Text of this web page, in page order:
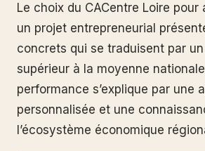
Le choix du CACentre Loire
un projet entrepreneurial
concrets qui se traduisent par
supérieur à la moyenne
performance s’explique par une
personnalisée et une
l’écosystème économique